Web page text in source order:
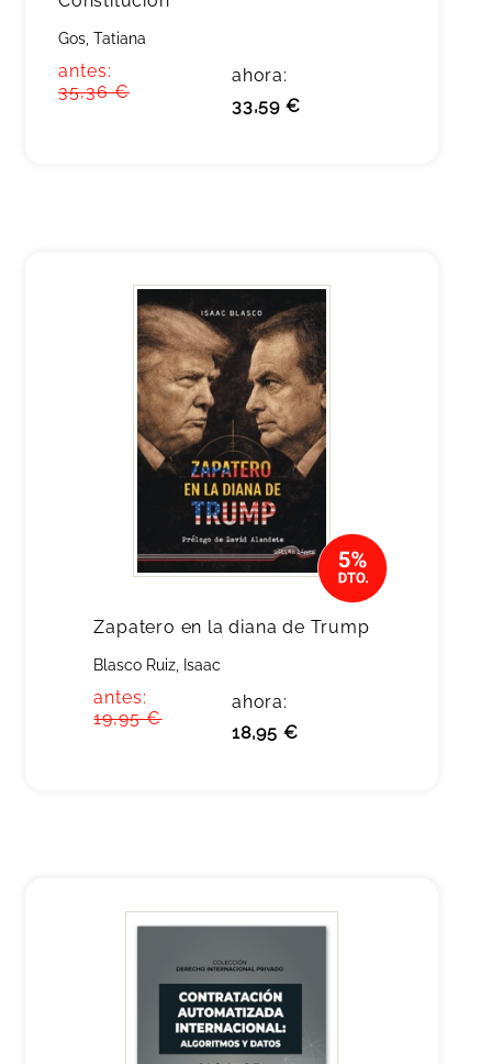
Gos, Tatiana
antes:
35,36 €
ahora:
33,59 €
Zapatero en la diana de Trump
Blasco Ruiz, Isaac
antes:
19,95 €
ahora:
18,95 €